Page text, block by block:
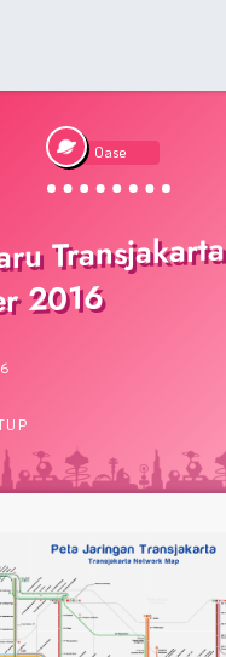
Oase
Transjakarta
2016